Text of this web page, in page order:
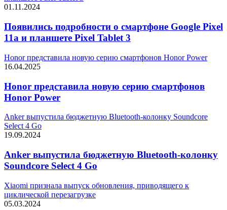
01.11.2024
Появились подробности о смартфоне Google Pixel
11a и планшете Pixel Tablet 3
Honor представила новую серию смартфонов Honor Power
16.04.2025
Honor представила новую серию смартфонов
Honor Power
Anker выпустила бюджетную Bluetooth-колонку Soundcore
Select 4 Go
19.09.2024
Anker выпустила бюджетную Bluetooth-колонку
Soundcore Select 4 Go
Xiaomi признала выпуск обновления, приводящего к
циклической перезагрузке
05.03.2024